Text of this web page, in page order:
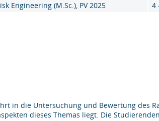
Engineering (M.Sc.), PV 2025 4
in die Untersuchung und Bewertung des
dieses Themas liegt. Die